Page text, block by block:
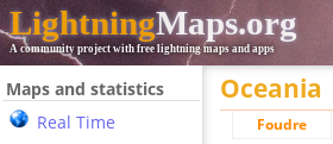
LightningMaps.org
A community project with free lightning maps and apps
Maps and statistics
Real Time
Oceania
Foudre